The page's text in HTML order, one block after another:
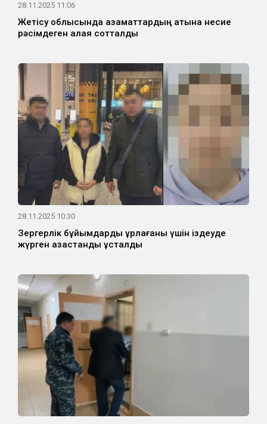
28.11.2025 11:06
Жетісу облысында азаматтардың атына несие
рәсімдеген алаяқ сотталды
28.11.2025 10:30
Зергерлік бұйымдарды ұрлағаны үшін іздеуде
жүрген қазақстандық ұсталды